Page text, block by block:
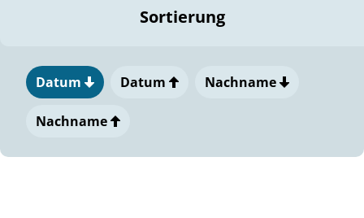
Sortierung
Datum Datum Nachname
Nachname